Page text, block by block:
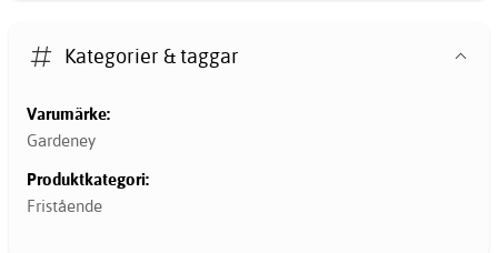
Kategorier & taggar
Varumärke:
Gardeney
Produktkategori:
Fristående